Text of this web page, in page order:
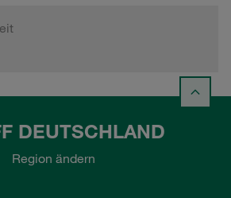
DEUTSCHLAND
Region ändern